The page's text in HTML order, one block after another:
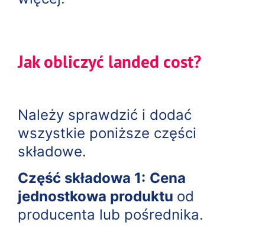
Jak obliczyć landed cost?
Należy sprawdzić i dodać
wszystkie poniższe części
składowe.
Część składowa 1: Cena
jednostkowa produktu od
producenta lub pośrednika.